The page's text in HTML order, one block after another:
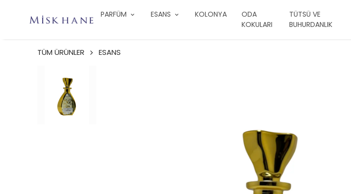
PARFÜM ESANS KOLONYA
ODA
KOKULARI
TÜTSÜ VE
BUHURDANLIK
TÜM ÜRÜNLER ESANS